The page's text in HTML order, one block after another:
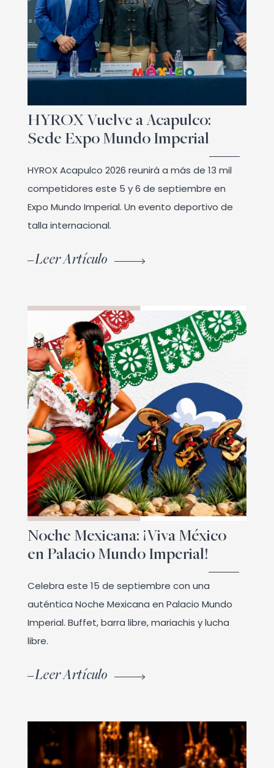
HYROX Vuelve a Acapulco:
Sede Expo Mundo Imperial
HYROX Acapulco 2026 reunirá a más de 13 mil
competidores este 5 y 6 de septiembre en
Expo Mundo Imperial. Un evento deportivo de
talla internacional.
Leer Artículo
Noche Mexicana: ¡Viva México
en Palacio Mundo Imperial!
Celebra este 15 de septiembre con una
auténtica Noche Mexicana en Palacio Mundo
Imperial. Buffet, barra libre, mariachis y lucha
libre.
Leer Artículo